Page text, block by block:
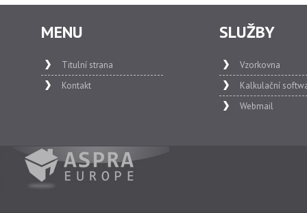
MENU
Titulní strana
Kontakt
SLUŽBY
Vzorkovna
Kalkulační
Webmail